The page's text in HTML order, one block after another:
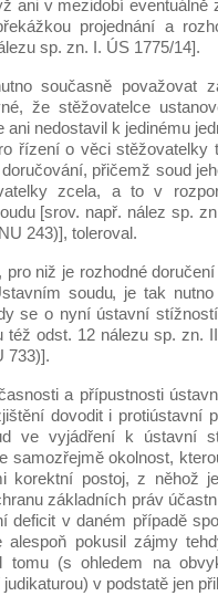
ani v mezidobí eventuálně
projednání a
sp. zn. I. ÚS 1775/14].
současně považovat
že stěžovatelce
ani nedostavil k jedinému
řízení o věci stěžovatelky
přičemž soud
zcela, a to v
[srov. např. nález sp.
243)], toleroval.
pro niž je rozhodné
soudu, je tak
se o nyní ústavní
též odst. 12 nálezu sp. zn.
733)].
a přípustnosti
dovodit i protiústavní
ve vyjádření k ústavní
samozřejmě okolnost,
korektní postoj, z něhož
základních práv
deficit v daném případě
pokusil zájmy
tomu (s ohledem na
v podstatě jen